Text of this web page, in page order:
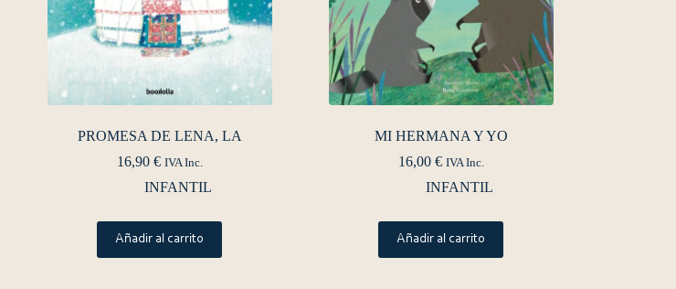
PROMESA DE LENA, LA
16,90 € IVA Inc.
INFANTIL
Añadir al carrito
MI HERMANA Y YO
16,00 € IVA Inc.
INFANTIL
Añadir al carrito